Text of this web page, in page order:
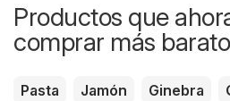
Productos que
comprar más barato
Pasta Jamón Ginebra